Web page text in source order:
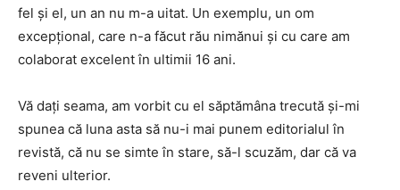
fel și el, un an nu m-a uitat. Un exemplu, un om
excepțional, care n-a făcut rău nimănui și cu care am
colaborat excelent în ultimii 16 ani.
Vă dați seama, am vorbit cu el săptămâna trecută și-mi
spunea că luna asta să nu-i mai punem editorialul în
revistă, că nu se simte în stare, să-l scuzăm, dar că va
reveni ulterior.